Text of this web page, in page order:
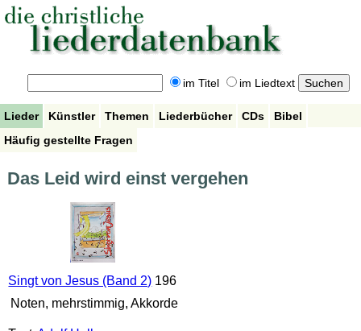
im Titel im Liedtext
Lieder Künstler Themen Liederbücher CDs
Bibel
Häufig gestellte Fragen
Das Leid wird einst vergehen
Singt von Jesus (Band 2) 196
Noten, mehrstimmig, Akkorde